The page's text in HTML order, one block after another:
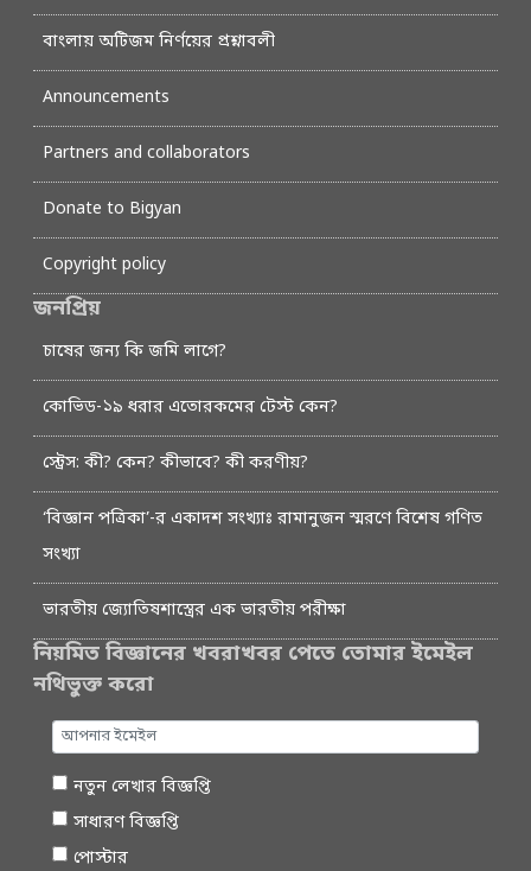
বাংলায় অটিজম নির্ণয়ের প্রশ্নাবলী
Announcements
Partners and collaborators
Donate to Bigyan
Copyright policy
জনপ্রিয়
চাষের জন্য কি জমি লাগে?
কোভিড-১৯ ধরার এতোরকমের টেস্ট কেন?
স্ট্রেস: কী? কেন? কীভাবে? কী করণীয়?
‘বিজ্ঞান পত্রিকা’-র একাদশ সংখ্যাঃ রামানুজন স্মরণে বিশেষ গণিত
সংখ্যা
ভারতীয় জ্যোতিষশাস্ত্রের এক ভারতীয় পরীক্ষা
নিয়মিত বিজ্ঞানের খবরাখবর পেতে তোমার ইমেইল
নথিভুক্ত করো
নতুন লেখার বিজ্ঞপ্তি
সাধারণ বিজ্ঞপ্তি
পোস্টার